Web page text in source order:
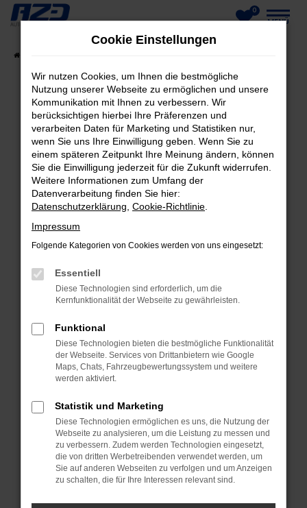
Zum
springen
0
MENÜ
FEHLER: NETWORK ERROR
Beim Laden ist ein Fehler aufgetreten.
Hier sind ein paar Tipps, die dir helfen können:
Überprüfe deine Firewall und deine
Internetverbindung.
Laden andere Webseiten, zum Beispiel deine
Suchmaschine?
Manche Erweiterungen, wie Werbeblocker,
können das Laden bestimmter Seiten
verhindern. Funktioniert die Seite in einem
anderen Browser oder in einem privaten
Fenster?
Starte dein Gerät neu.
Das kann manchmal helfen, vorübergehende
Stelle sicher, dass dein Browser und dein
Betriebssystem auf dem neuesten Stand
sind.
Veraltete Software birgt nicht nur ein
Sicherheitsrisiko, sondern kann auch dazu
führen, dass bestimmte Funktionen nicht mehr
Cookie Einstellungen
Wir nutzen Cookies, um Ihnen die bestmögliche
Nutzung unserer Webseite zu ermöglichen und unsere
Kommunikation mit Ihnen zu verbessern. Wir
berücksichtigen hierbei Ihre Präferenzen und
verarbeiten Daten für Marketing und Statistiken nur,
wenn Sie uns Ihre Einwilligung geben. Wenn Sie zu
einem späteren Zeitpunkt Ihre Meinung ändern, können
Sie die Einwilligung jederzeit für die Zukunft widerrufen.
Weitere Informationen zum Umfang der
Datenverarbeitung finden Sie hier:
Datenschutzerklärung Cookie-Richtlinie
Impressum
Folgende Kategorien von Cookies werden von uns eingesetzt:
Essentiell
Diese Technologien sind erforderlich, um die
Kernfunktionalität der Webseite zu gewährleisten.
Funktional
Diese Technologien bieten die bestmögliche Funktionalität
der Webseite. Services von Drittanbietern wie Google
Maps, Chats, Fahrzeugbewertungssystem und weitere
werden aktiviert.
Statistik und Marketing
Diese Technologien ermöglichen es uns, die Nutzung der
Webseite zu analysieren, um die Leistung zu messen und
zu verbessern. Zudem werden Technologien eingesetzt,
die von dritten Werbetreibenden verwendet werden, um
Sie auf anderen Webseiten zu verfolgen und um Anzeigen
zu schalten, die für Ihre Interessen relevant sind.